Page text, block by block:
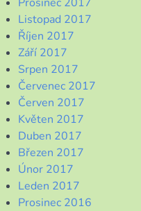
Listopad 2017
Říjen 2017
Září 2017
Srpen 2017
Červenec 2017
Červen 2017
Květen 2017
Duben 2017
Březen 2017
Únor 2017
Leden 2017
Prosinec 2016